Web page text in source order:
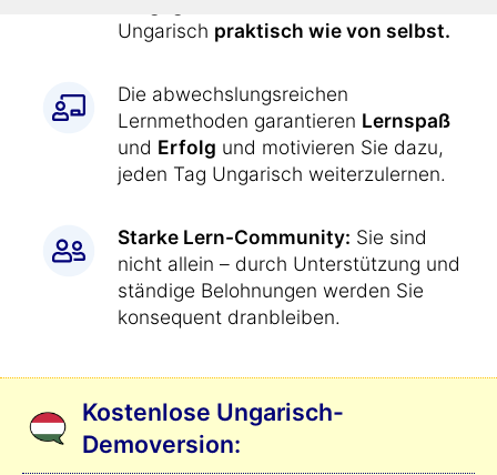
Ungarisch praktisch wie von selbst.
Die abwechslungsreichen
Lernmethoden garantieren Lernspaß
und Erfolg und motivieren Sie dazu,
jeden Tag Ungarisch weiterzulernen.
Starke Lern-Community: Sie sind
nicht allein – durch Unterstützung und
ständige Belohnungen werden Sie
konsequent dranbleiben.
Kostenlose Ungarisch-
Demoversion: